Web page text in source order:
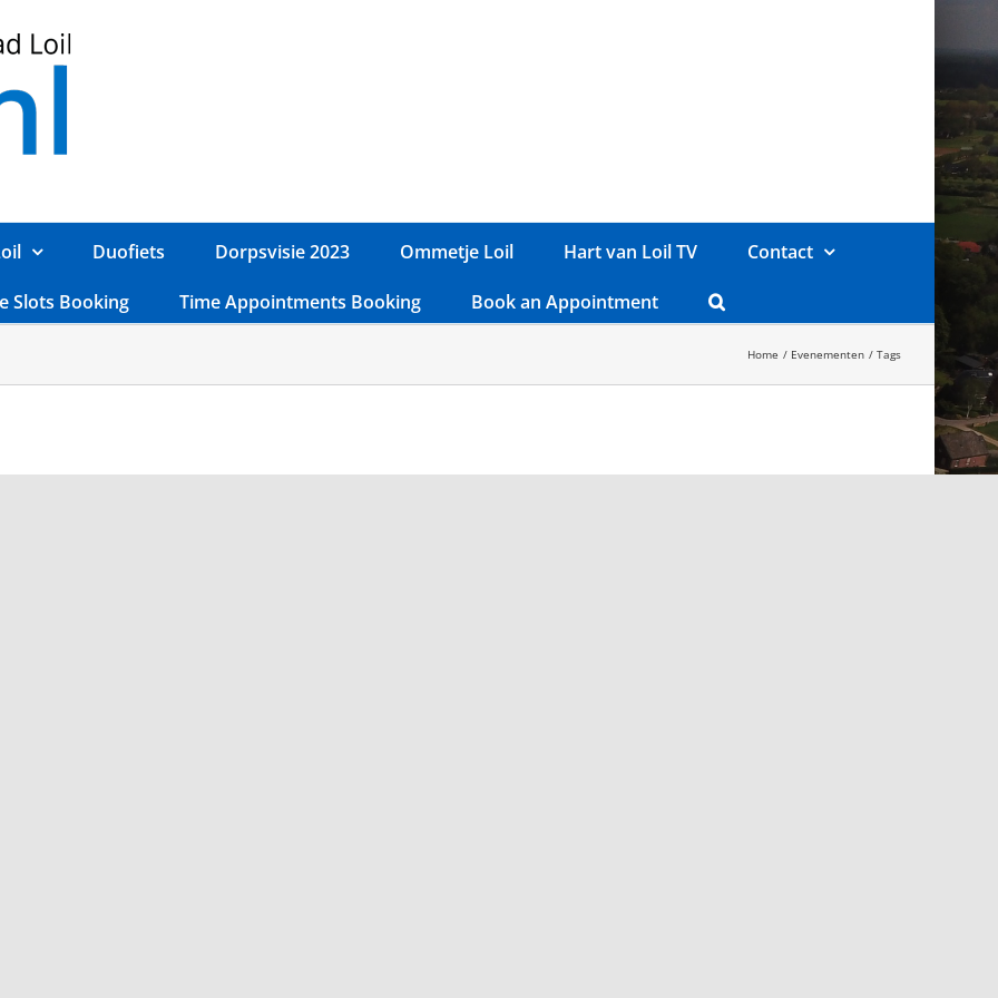
Duofiets Dorpsvisie 2023 Ommetje Loil Hart van Loil TV Contact
Slots Booking Time Appointments Booking Book an Appointment
Home Evenementen Tags